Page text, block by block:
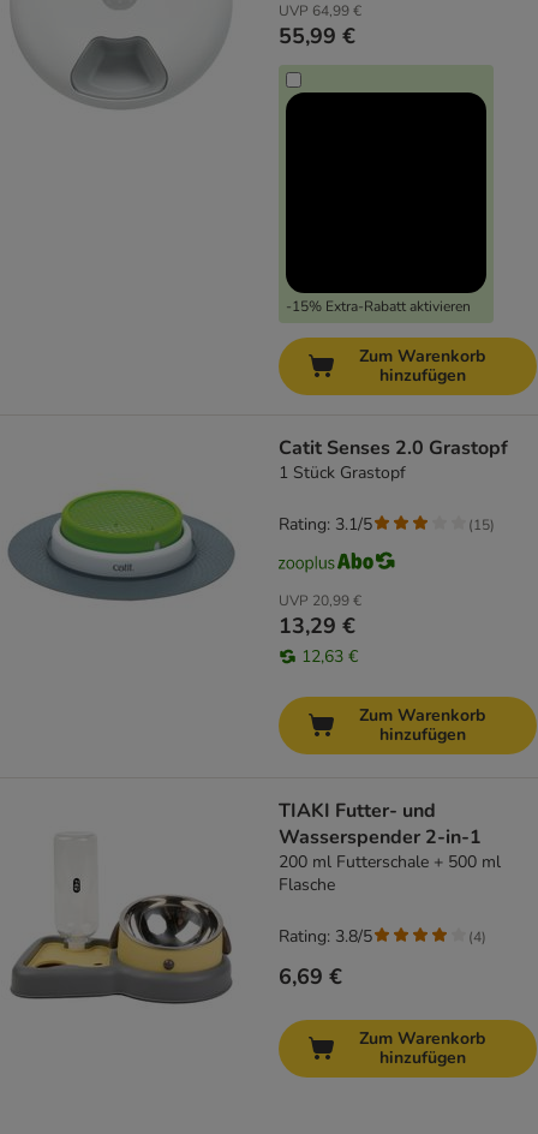
UVP 64,99 €
55,99 €
-15% Extra-Rabatt aktivieren
Zum Warenkorb
hinzufügen
Catit Senses 2.0 Grastopf
1 Stück Grastopf
UVP 20,99 €
13,29 €
12,63 €
Rating: 3.1/5 (15)
Zum Warenkorb
hinzufügen
TIAKI Futter- und
Wasserspender 2-in-1
200 ml Futterschale + 500 ml
Flasche
6,69 €
Rating: 3.8/5 (4)
Zum Warenkorb
hinzufügen